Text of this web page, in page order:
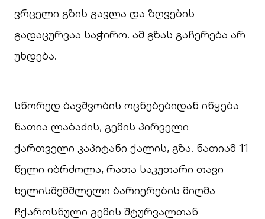
ვრცელი გზის გავლა და ზღვების
გადაცურვაა საჭირო. ამ გზას გაჩერება არ
უხდება.
სწორედ ბავშვობის ოცნებებიდან იწყება
ნათია ლაბაძის, გემის პირველი
ქართველი კაპიტანი ქალის, გზა. ნათიამ 11
წელი იბრძოლა, რათა საკუთარი თავი
ხელისშემშლელი ბარიერების მიღმა
ჩქაროსნული გემის შტურვალთან